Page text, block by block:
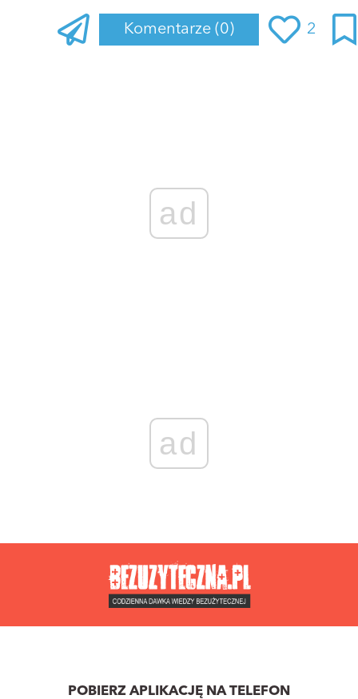
Komentarze (0) 2
ad
ad
POBIERZ APLIKACJĘ NA TELEFON